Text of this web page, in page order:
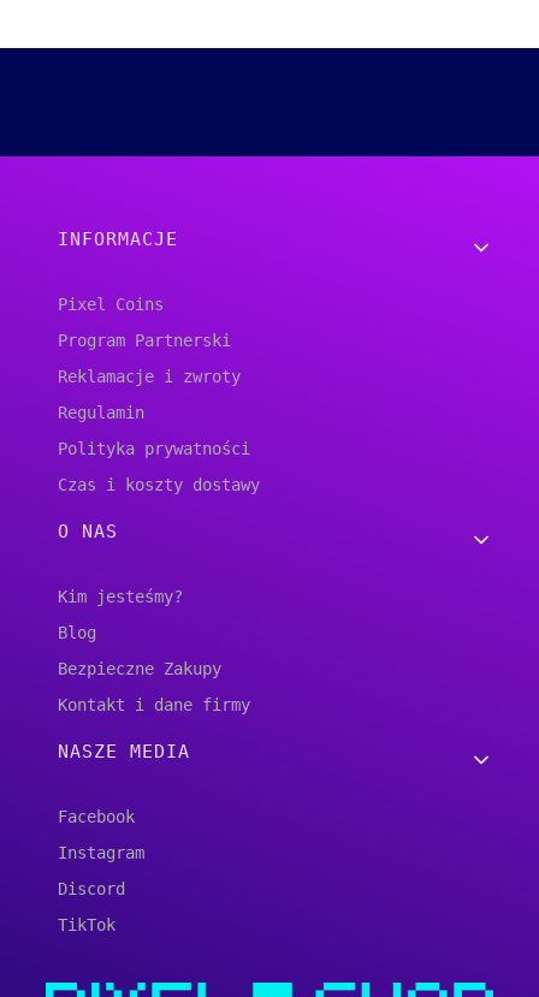
Linki w stopce
INFORMACJE
Pixel Coins
Program Partnerski
Reklamacje i zwroty
Regulamin
Polityka prywatności
Czas i koszty dostawy
O NAS
Kim jesteśmy?
Blog
Bezpieczne Zakupy
Kontakt i dane firmy
NASZE MEDIA
Facebook
Instagram
Discord
TikTok